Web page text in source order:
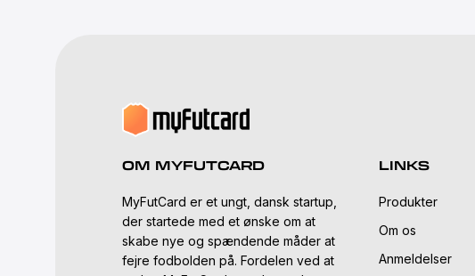
OM MYFUTCARD
MyFutCard er et ungt, dansk startup,
der startede med et ønske om at
skabe nye og spændende måder at
fejre fodbolden på. Fordelen ved at
LINKS
Produkter
Om os
Anmeldelser